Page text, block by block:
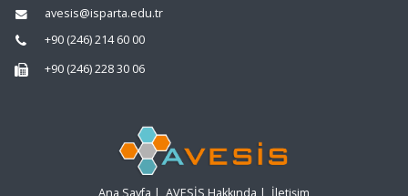
avesis@isparta.edu.tr
+90 (246) 214 60 00
+90 (246) 228 30 06
Ana Sayfa | AVESİS Hakkında | İletişim